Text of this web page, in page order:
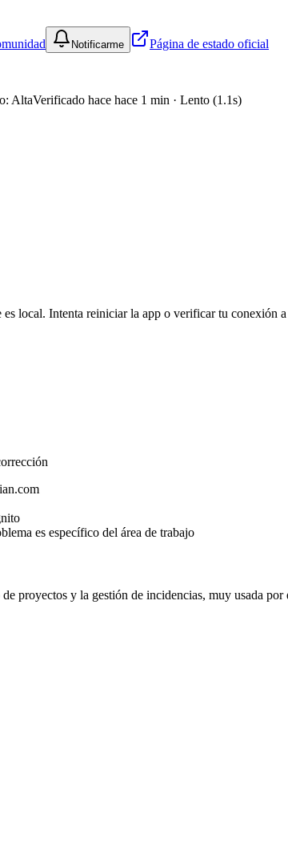
Notificarme Página de estado oficial
AltaVerificado hace hace 1 min · Lento (1.1s)
local. Intenta reiniciar la app o verificar tu conexión
es específico del área de trabajo
proyectos y la gestión de incidencias, muy usada